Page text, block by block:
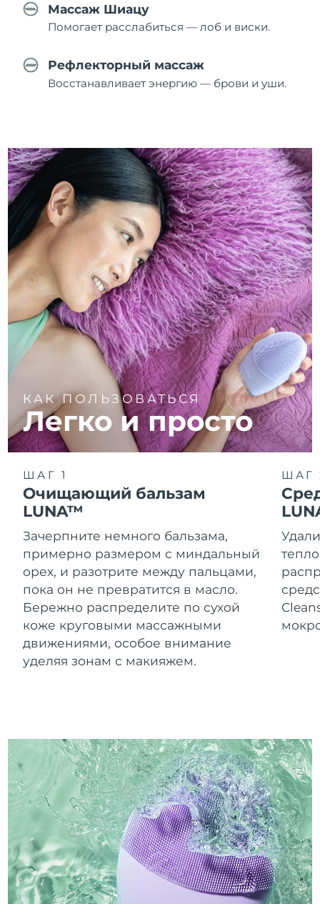
Массаж Шиацу
Помогает расслабиться — лоб и виски.
Рефлекторный массаж
Восстанавливает энергию — брови и уши.
КАК ПОЛЬЗОВАТЬСЯ
Легко и просто
ШАГ 1
Очищающий бальзам
LUNA™
Зачерпните немного бальзама,
примерно размером с миндальный
орех, и разотрите между пальцами,
пока он не превратится в масло.
Бережно распределите по сухой
коже круговыми массажными
движениями, особое внимание
уделяя зонам с макияжем.
ШАГ